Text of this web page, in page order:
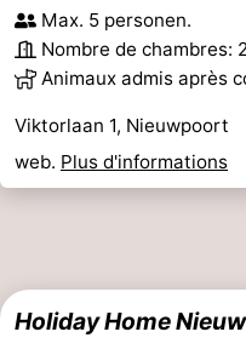
La
Panne
-
Nature
Westhoek
Météo
Contact
Max. 5 personen.
Nombre de chambres:
Animaux admis après
Viktorlaan 1, Nieuwpoort
web. Plus d'informations
Holiday Home